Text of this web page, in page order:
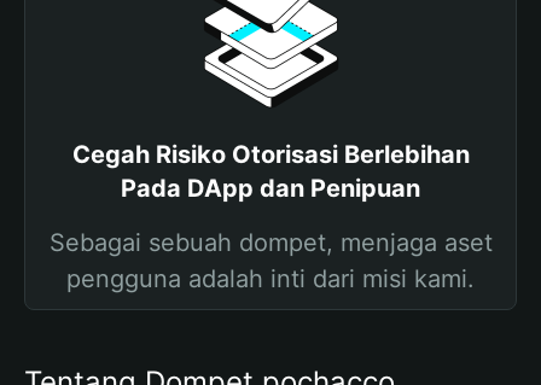
Cegah Risiko Otorisasi Berlebihan
Pada DApp dan Penipuan
Sebagai sebuah dompet, menjaga aset
pengguna adalah inti dari misi kami.